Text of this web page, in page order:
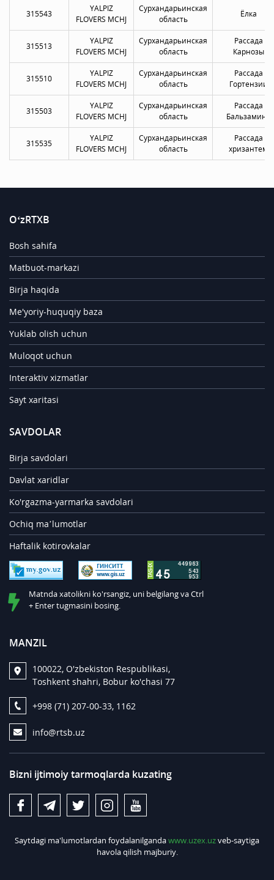
315543
YALPIZ
FLOVERS MCHJ
Сурхандарьинская
область
Ёлка
315513
YALPIZ
FLOVERS MCHJ
Сурхандарьинская
область
Рассада
Карнозы
315510
YALPIZ
FLOVERS MCHJ
Сурхандарьинская
область
Рассада
Гортензии
315503
YALPIZ
FLOVERS MCHJ
Сурхандарьинская
область
Рассада
Бальзамина
315535
YALPIZ
FLOVERS MCHJ
Сурхандарьинская
область
Рассада
хризантем
O‘zRTXB
Bosh sahifa
Matbuot-markazi
Birja haqida
Me'yoriy-huquqiy baza
Yuklab olish uchun
Muloqot uchun
Interaktiv xizmatlar
Sayt xaritasi
SAVDOLAR
Birja savdolari
Davlat xaridlar
Ko'rgazma-yarmarka savdolari
Ochiq ma’lumotlar
Haftalik kotirovkalar
Matnda xatolikni ko'rsangiz, uni belgilang va Ctrl
+ Enter tugmasini bosing.
MANZIL
100022, O'zbekiston Respublikasi,
Toshkent shahri, Bobur ko'chasi 77
+998 (71) 207-00-33, 1162
info@rtsb.uz
Bizni ijtimoiy tarmoqlarda kuzating
Saytdagi ma'lumotlardan foydalanilgandawww.uzex.uzveb-saytiga
havola qilish majburiy.